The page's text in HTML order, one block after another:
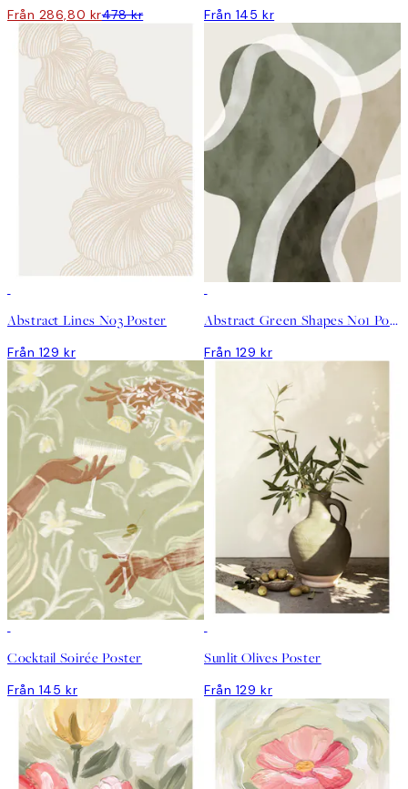
Från 286,80 kr478 kr Från 145 kr
Abstract Lines No3 Poster
Från 129 kr
Abstract Green Shapes No1 Poster
Från 129 kr
Cocktail Soirée Poster
Från 145 kr
Sunlit Olives Poster
Från 129 kr